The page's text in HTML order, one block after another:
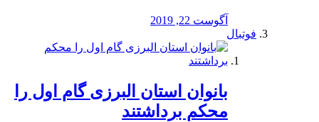
آگوست 22, 2019
فوتبال
بانوان استان البرزی گام اول را
محكم برداشتند